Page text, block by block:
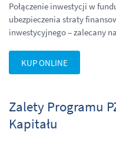
Połączenie inwestycji w
ubezpieczenia straty
inwestycyjnego – zalecany
KUP ONLINE
Zalety Programu
Kapitału